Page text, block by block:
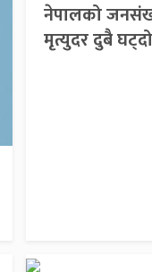
नेपालको
मृत्युदर दुबै